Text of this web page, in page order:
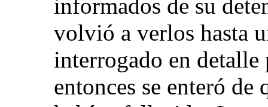
informados de su
volvió a verlos hasta
interrogado en
entonces se enteró de